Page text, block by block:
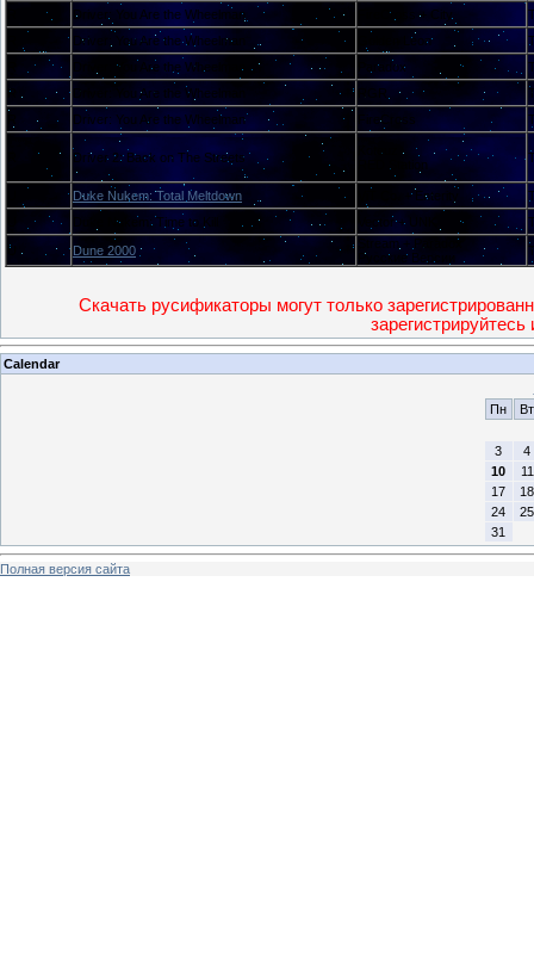
Driver: You Are the Wheelman FireCross + City
Driver: You Are the Wheelman Golden Leon
Driver: You Are the Wheelman Paradox
R
Driver: You Are the Wheelman RGR
Driver: You Are the Wheelman FireCross
Driver 2: Back on The Streets
Koteuz
RED Station
Duke Nukem: Total Meltdown ViT Co. + Enterity
Duke Nukem: Time to Kill Vector + UNK
U
Dune 2000
Stream + Paradox
Русские Версии
Скачать русификаторы могут только
Calendar
Пн
Вт
3
4
10
11
17
18
24
25
31
Полная версия сайта